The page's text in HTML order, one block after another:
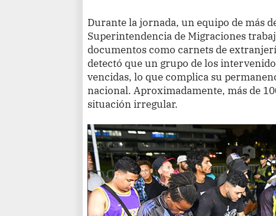
Durante la jornada, un equipo de más
Superintendencia de Migraciones
documentos como carnets de
detectó que un grupo de los
vencidas, lo que complica su
nacional. Aproximadamente, más de
situación irregular.